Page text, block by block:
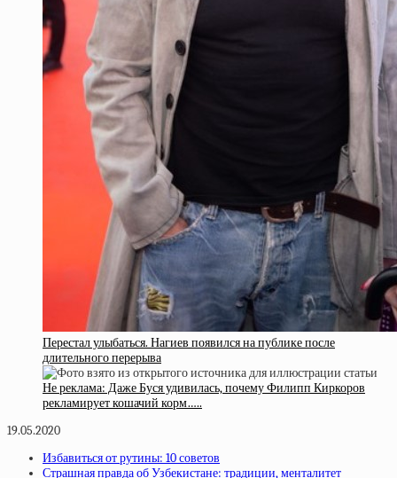
Перестал улыбаться. Нагиев появился на публике после
длительного перерыва
Не реклама: Даже Буся удивилась, почему Филипп Киркоров
рекламирует кошачий корм…..
19.05.2020
Избавиться от рутины: 10 советов
Страшная правда об Узбекистане: традиции, менталитет